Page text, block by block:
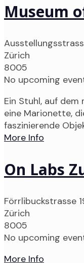
Museum
Zürich
8005
No upcoming
Ein Stuhl, auf
eine Marionette,
faszinierende
More Info
On Labs
Förrlibuckstrasse
Zürich
8005
No upcoming
More Info